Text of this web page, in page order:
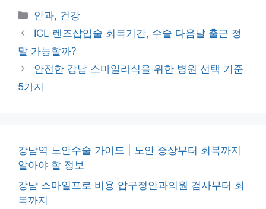
카
테
리
안과, 건강
ICL 렌즈삽입술 회복기간, 수술 다음날 출근 정
말 가능할까?
안전한 강남 스마일라식을 위한 병원 선택 기준
5가지
강남역 노안수술 가이드 | 노안 증상부터 회복까지
알아야 할 정보
강남 스마일프로 비용 압구정안과의원 검사부터 회
복까지